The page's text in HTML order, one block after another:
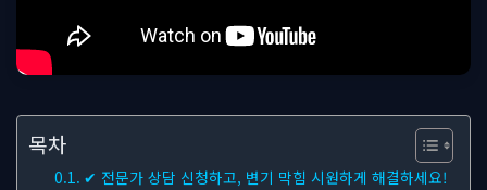
목차
✔ 전문가 상담 신청하고, 변기 막힘 시원하게 해결하세요!